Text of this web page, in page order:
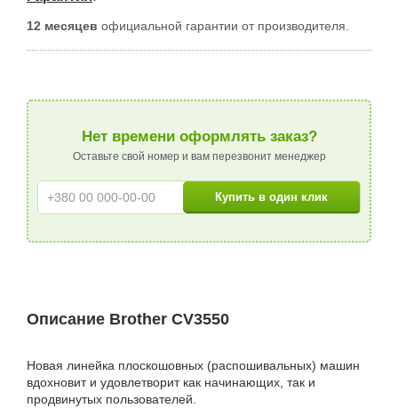
12 месяцев официальной гарантии от производителя.
Нет времени оформлять заказ?
Оставьте свой номер и вам перезвонит менеджер
Описание Brother CV3550
Новая линейка плоскошовных (распошивальных) машин
вдохновит и удовлетворит как начинающих, так и
продвинутых пользователей.